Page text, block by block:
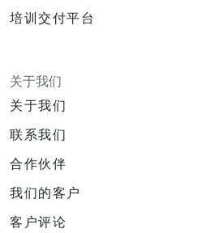
培训交付平台
关于我们
关于我们
联系我们
合作伙伴
我们的客户
客户评论